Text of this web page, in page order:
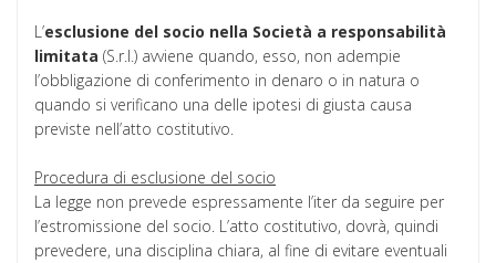
L’esclusione del socio nella Società a responsabilità
limitata (S.r.l.) avviene quando, esso, non adempie
l’obbligazione di conferimento in denaro o in natura o
quando si verificano una delle ipotesi di giusta causa
previste nell’atto costitutivo.
Procedura di esclusione del socio
La legge non prevede espressamente l’iter da seguire per
l’estromissione del socio. L’atto costitutivo, dovrà, quindi
prevedere, una disciplina chiara, al fine di evitare eventuali